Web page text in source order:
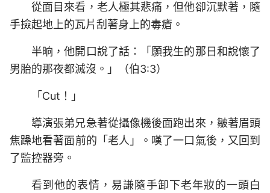
從面目來看，老人極其悲痛，但他卻沉默著，隨
手撿起地上的瓦片刮著身上的毒瘡。
半晌，他開口說了話：「願我生的那日和說懷了
男胎的那夜都滅沒。」（伯3:3）
「Cut！」
導演張弟兄急著從攝像機後面跑出來，皺著眉頭
焦躁地看著面前的「老人」。嘆了一口氣後，又回到
了監控器旁。
看到他的表情，易謙隨手卸下老年妝的一頭白